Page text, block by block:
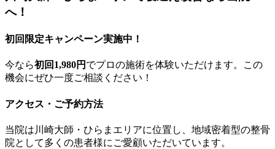
へ！
初回限定キャンペーン実施中！
今なら初回1,980円 でプロの施術を体験いただけます。この
機会にぜひ一度ご相談ください！
アクセス・ご予約方法
当院は川崎大師・ひらまエリアに位置し、地域密着型の整骨
院として多くの患者様にご愛顧いただいています。